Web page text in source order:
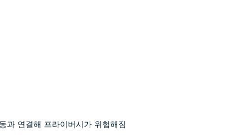
과 연결해 프라이버시가 위험해짐